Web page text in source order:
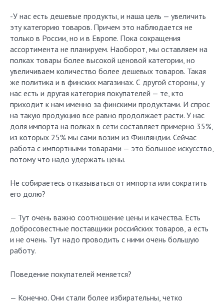
-У нас есть дешевые продукты, и наша цель — увеличить
эту категорию товаров. Причем это наблюдается не
только в России, но и в Европе. Пока сокращения
ассортимента не планируем. Наоборот, мы оставляем на
полках товары более высокой ценовой категории, но
увеличиваем количество более дешевых товаров. Такая
же политика и в финских магазинах. С другой стороны, у
нас есть и другая категория покупателей — те, кто
приходит к нам именно за финскими продуктами. И спрос
на такую продукцию все равно продолжает расти. У нас
доля импорта на полках в сети составляет примерно 35%,
из которых 25% мы сами возим из Финляндии. Сейчас
работа с импортными товарами — это большое искусство,
потому что надо удержать цены.
Не собираетесь отказываться от импорта или сократить
его долю?
— Тут очень важно соотношение цены и качества. Есть
добросовестные поставщики российских товаров, а есть
и не очень. Тут надо проводить с ними очень большую
работу.
Поведение покупателей меняется?
— Конечно. Они стали более избирательны, четко